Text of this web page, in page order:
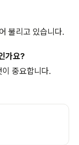
불리고 있습니다.
가요?
중요합니다.